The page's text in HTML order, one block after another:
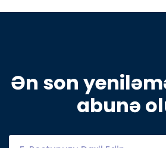
Ən son
abunə